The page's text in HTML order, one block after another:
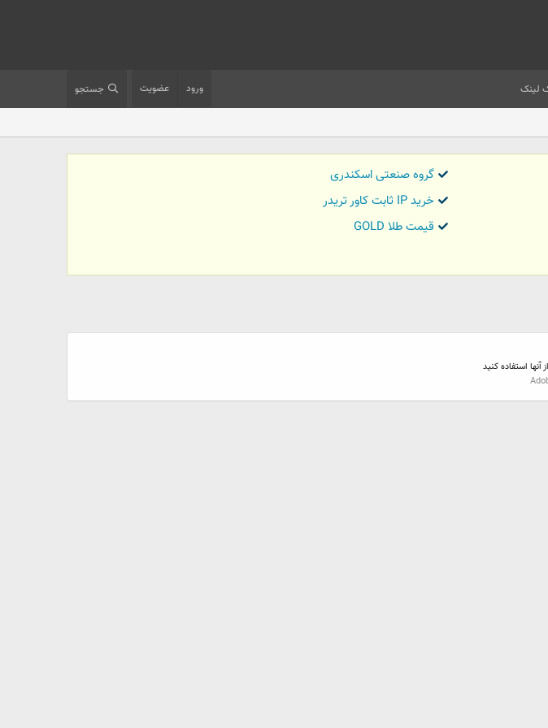
لینک ورود عضویت جستجو
گروه صنعتی اسکندری
خرید IP ثابت کاور تریدر
قیمت طلا GOLD
استفاده کنید